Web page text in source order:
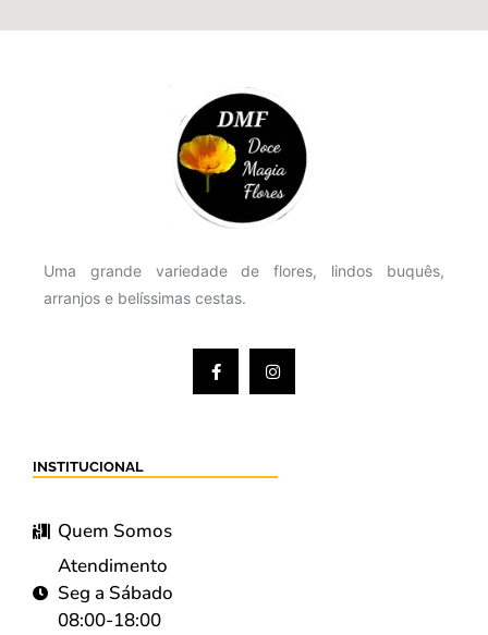
Uma grande variedade de flores, lindos buquês,
arranjos e belíssimas cestas.
INSTITUCIONAL
Quem Somos
Atendimento
Seg a Sábado
08:00-18:00